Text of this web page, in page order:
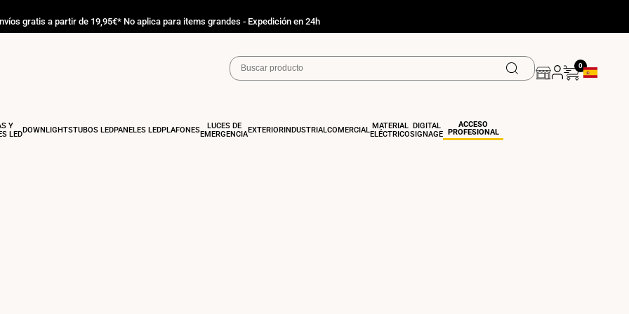
gratis a partir de 19,95€* No aplica para items grandes - Expedición en 24h
0
Y
LEDDOWNLIGHTSTUBOS LEDPANELES LEDPLAFONES
LUCES DE
EMERGENCIAEXTERIORINDUSTRIAL COMERCIAL MATERIAL
ELÉCTRICO
DIGITAL
SIGNAGE
ACCESO
PROFESIONAL